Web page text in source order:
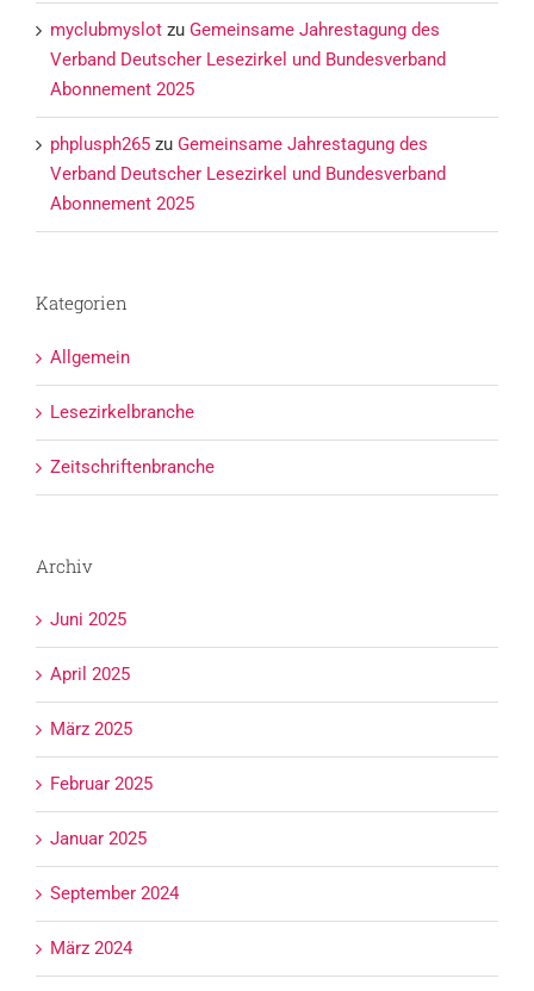
myclubmyslot zu Gemeinsame Jahrestagung des
Verband Deutscher Lesezirkel und Bundesverband
Abonnement 2025
phplusph265 zu Gemeinsame Jahrestagung des
Verband Deutscher Lesezirkel und Bundesverband
Abonnement 2025
Kategorien
Allgemein
Lesezirkelbranche
Zeitschriftenbranche
Archiv
Juni 2025
April 2025
März 2025
Februar 2025
Januar 2025
September 2024
März 2024